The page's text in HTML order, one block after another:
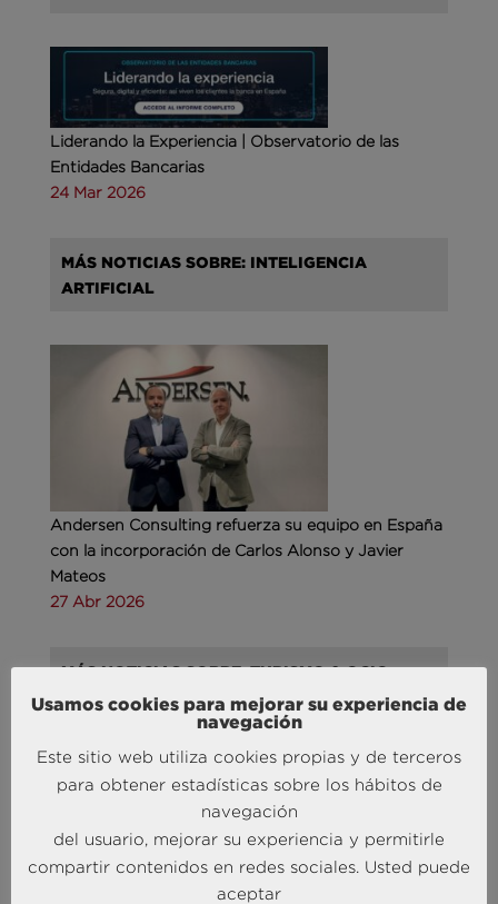
Liderando la Experiencia | Observatorio de las
Entidades Bancarias
24 Mar 2026
MÁS NOTICIAS SOBRE: INTELIGENCIA
ARTIFICIAL
Andersen Consulting refuerza su equipo en España
con la incorporación de Carlos Alonso y Javier
Mateos
27 Abr 2026
MÁS NOTICIAS SOBRE: TURISMO & OCIO
experiencias
Usamos cookies para mejorar su experiencia de
navegación
Este sitio web utiliza cookies propias y de terceros
para obtener estadísticas sobre los hábitos de
navegación
del usuario, mejorar su experiencia y permitirle
compartir contenidos en redes sociales. Usted puede
aceptar